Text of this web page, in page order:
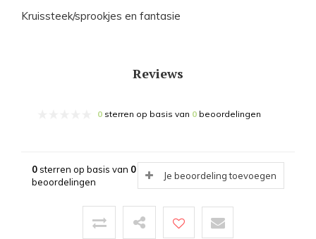
Kruissteek/sprookjes en fantasie
Reviews
0 sterren op basis van 0 beoordelingen
0sterren op basis van 0
beoordelingen
Je beoordeling toevoegen